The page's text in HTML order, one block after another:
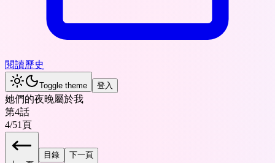
閱讀歷史
Toggle theme 登入
她們的夜晚屬於我
第4話
4/51 頁
目錄 下一頁